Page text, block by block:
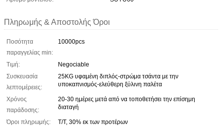
Πληρωμής & Αποστολής Όροι
Ποσότητα
παραγγελίας min:
10000pcs
Τιμή:
Negociable
Συσκευασία
λεπτομέρειες:
25KG υφαμένη διπλός-στρώμα τσάντα με την
υποκαπνισμός-ελεύθερη ξύλινη παλέτα
Χρόνος
παράδοσης:
20-30 ημέρες μετά από να τοποθετήσει την επίσημη
διαταγή
Όροι πληρωμής:
T/T, 30% εκ των προτέρων